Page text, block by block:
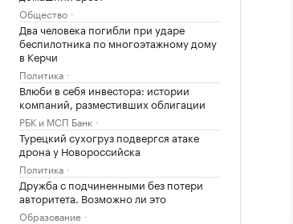
Общество
Два человека погибли при ударе
беспилотника по многоэтажному дому
в Керчи
Политика
Влюби в себя инвестора: истории
компаний, разместивших облигации
РБК и МСП Банк
Турецкий сухогруз подвергся атаке
дрона у Новороссийска
Политика
Дружба с подчиненными без потери
авторитета. Возможно ли это
Образование